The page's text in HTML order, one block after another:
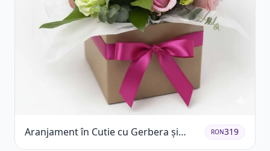
Aranjament în Cutie cu Gerbera și
Trandafiri Roz
RON319